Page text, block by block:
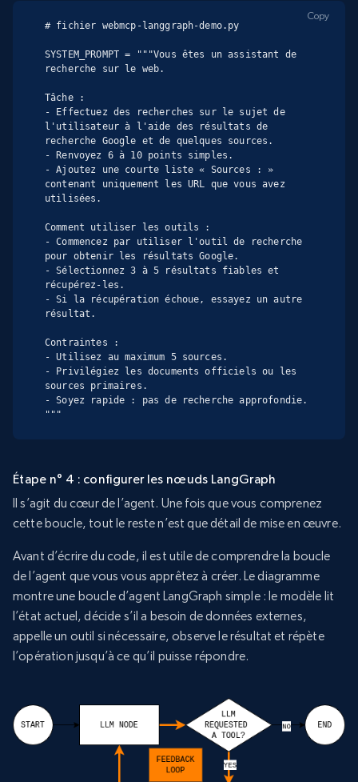
# fichier webmcp-langgraph-demo.py
SYSTEM_PROMPT = """Vous êtes un assistant de
recherche sur le web.
Tâche :
- Effectuez des recherches sur le sujet de
l'utilisateur à l'aide des résultats de
recherche Google et de quelques sources.
- Renvoyez 6 à 10 points simples.
- Ajoutez une courte liste « Sources : »
contenant uniquement les URL que vous avez
utilisées.
Comment utiliser les outils :
- Commencez par utiliser l'outil de recherche
pour obtenir les résultats Google.
- Sélectionnez 3 à 5 résultats fiables et
récupérez-les.
- Si la récupération échoue, essayez un autre
résultat.
Contraintes :
- Utilisez au maximum 5 sources.
- Privilégiez les documents officiels ou les
sources primaires.
- Soyez rapide : pas de recherche approfondie.
"""
Copy
Étape n° 4 : configurer les nœuds LangGraph
Il s’agit du cœur de l’agent. Une fois que vous comprenez
cette boucle, tout le reste n’est que détail de mise en œuvre.
Avant d’écrire du code, il est utile de comprendre la boucle
de l’agent que vous vous apprêtez à créer. Le diagramme
montre une boucle d’agent LangGraph simple : le modèle lit
l’état actuel, décide s’il a besoin de données externes,
appelle un outil si nécessaire, observe le résultat et répète
l’opération jusqu’à ce qu’il puisse répondre.